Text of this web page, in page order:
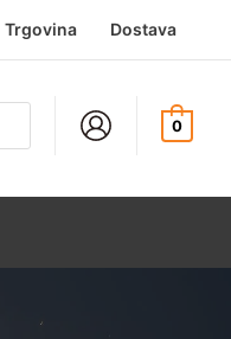
Trgovina Dostava
0